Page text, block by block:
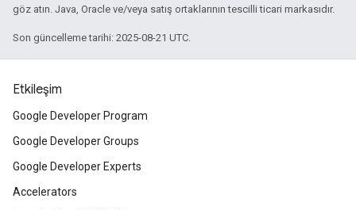
göz atın. Java, Oracle ve/veya satış ortaklarının tescilli ticari markasıdır.
Son güncelleme tarihi: 2025-08-21 UTC.
Etkileşim
Google Developer Program
Google Developer Groups
Google Developer Experts
Accelerators